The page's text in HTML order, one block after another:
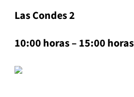
Las Condes 2
10:00 horas – 15:00 horas